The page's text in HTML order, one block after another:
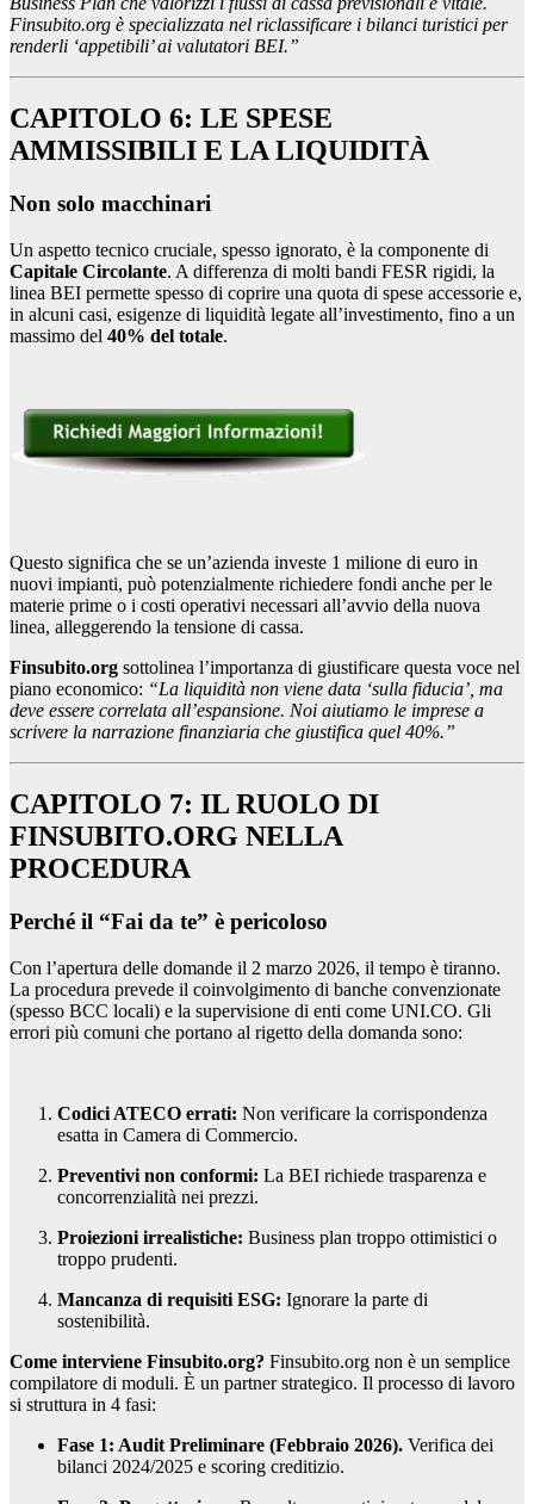
Finsubito.org è specializzata nel riclassificare i bilanci turistici per
renderli ‘appetibili’ ai valutatori BEI.”
CAPITOLO 6: LE SPESE
AMMISSIBILI E LA LIQUIDITÀ
Non solo macchinari
Un aspetto tecnico cruciale, spesso ignorato, è la componente di
Capitale Circolante. A differenza di molti bandi FESR rigidi, la
linea BEI permette spesso di coprire una quota di spese accessorie e,
in alcuni casi, esigenze di liquidità legate all’investimento, fino a un
massimo del 40% del totale.
Questo significa che se un’azienda investe 1 milione di euro in
nuovi impianti, può potenzialmente richiedere fondi anche per le
materie prime o i costi operativi necessari all’avvio della nuova
linea, alleggerendo la tensione di cassa.
Finsubito.org sottolinea l’importanza di giustificare questa voce nel
piano economico: “La liquidità non viene data ‘sulla fiducia’, ma
deve essere correlata all’espansione. Noi aiutiamo le imprese a
scrivere la narrazione finanziaria che giustifica quel 40%.”
CAPITOLO 7: IL RUOLO DI
FINSUBITO.ORG NELLA
PROCEDURA
Perché il “Fai da te” è pericoloso
Con l’apertura delle domande il 2 marzo 2026, il tempo è tiranno.
La procedura prevede il coinvolgimento di banche convenzionate
(spesso BCC locali) e la supervisione di enti come UNI.CO. Gli
errori più comuni che portano al rigetto della domanda sono:
Codici ATECO errati: Non verificare la corrispondenza
esatta in Camera di Commercio.
Preventivi non conformi: La BEI richiede trasparenza e
concorrenzialità nei prezzi.
Proiezioni irrealistiche: Business plan troppo ottimistici o
troppo prudenti.
Mancanza di requisiti ESG: Ignorare la parte di
sostenibilità.
Come interviene Finsubito.org? Finsubito.org non è un semplice
compilatore di moduli. È un partner strategico. Il processo di lavoro
si struttura in 4 fasi:
Fase 1: Audit Preliminare (Febbraio 2026). Verifica dei
bilanci 2024/2025 e scoring creditizio.